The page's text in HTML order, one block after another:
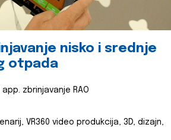
nisko i srednje
otpada
app. zbrinjavanje RAO
VR360 video produkcija, 3D, dizajn,